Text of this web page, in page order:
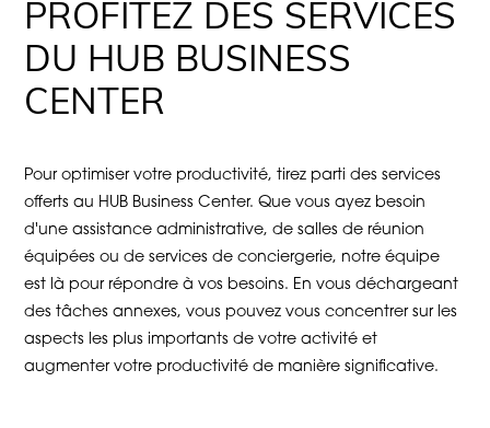
PROFITEZ DES SERVICES
DU HUB BUSINESS
CENTER
Pour optimiser votre productivité, tirez parti des services
offerts au HUB Business Center. Que vous ayez besoin
d'une assistance administrative, de salles de réunion
équipées ou de services de conciergerie, notre équipe
est là pour répondre à vos besoins. En vous déchargeant
des tâches annexes, vous pouvez vous concentrer sur les
aspects les plus importants de votre activité et
augmenter votre productivité de manière significative.